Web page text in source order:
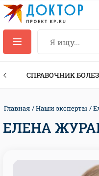
СПРАВОЧНИК
Главная Наши эксперты
ЕЛЕНА